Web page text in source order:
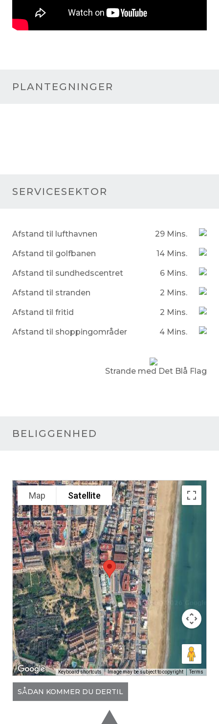
PLANTEGNINGER
SERVICESEKTOR
Afstand til lufthavnen 29 Mins.
Afstand til golfbanen 14 Mins.
Afstand til sundhedscentret 6 Mins.
Afstand til stranden 2 Mins.
Afstand til fritid 2 Mins.
Afstand til shoppingområder 4 Mins.
Strande med Det Blå Flag
BELIGGENHED
Map Satellite
Keyboard shortcuts Image may be subject to copyright Terms
SÅDAN KOMMER DU DERTIL